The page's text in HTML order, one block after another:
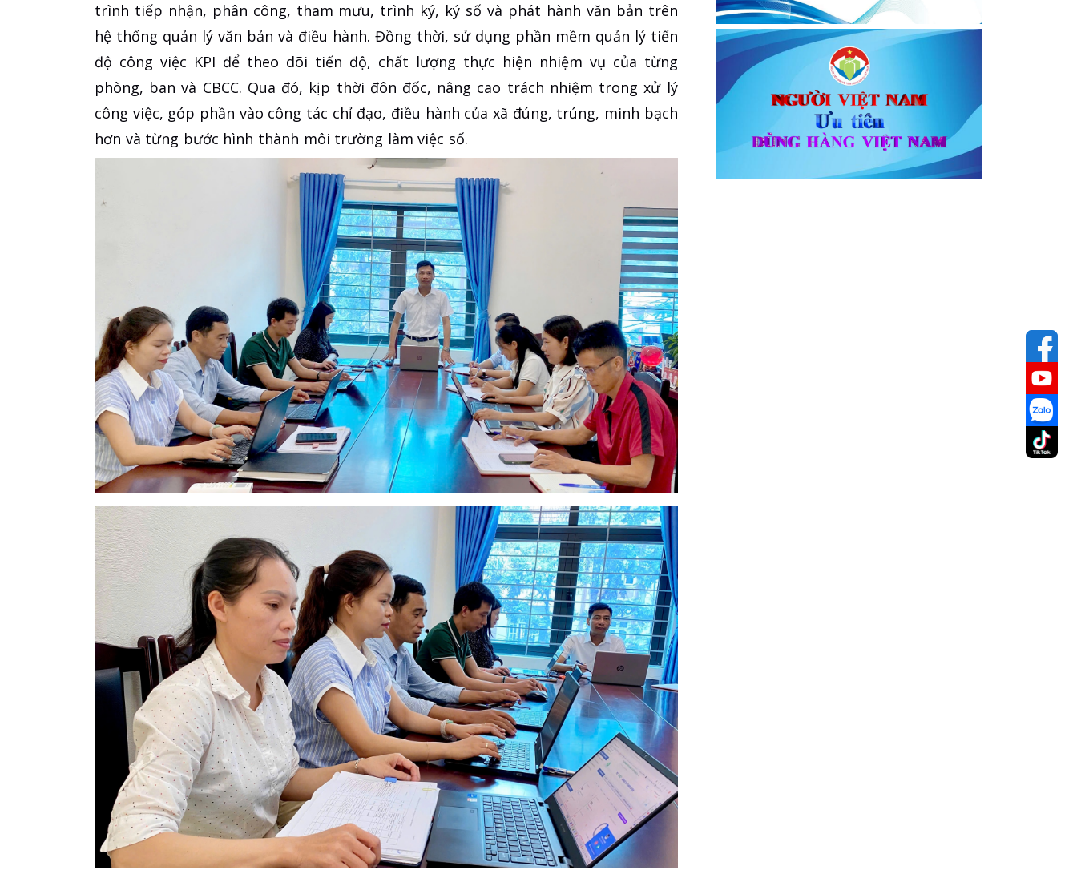
trình tiếp nhận, phân công, tham mưu, trình ký, ký số và phát hành văn bản trên
hệ thống quản lý văn bản và điều hành. Đồng thời, sử dụng phần mềm quản lý tiến
độ công việc KPI để theo dõi tiến độ, chất lượng thực hiện nhiệm vụ của từng
phòng, ban và CBCC. Qua đó, kịp thời đôn đốc, nâng cao trách nhiệm trong xử lý
công việc, góp phần vào công tác chỉ đạo, điều hành của xã đúng, trúng, minh bạch
hơn và từng bước hình thành môi trường làm việc số.